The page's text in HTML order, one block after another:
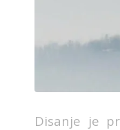
Disanje je